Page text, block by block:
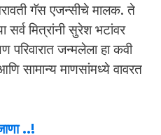
गॅस एजन्सीचे मालक. ते
सर्व मित्रांनी सुरेश भटांवर
जन्मलेला हा कवी
सामान्य माणसांमध्ये वावरत
..!